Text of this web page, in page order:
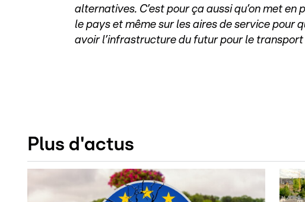
alternatives. C’est pour ça aussi qu’on met
le pays et même sur les aires de service pour
avoir l’infrastructure du futur pour le transport
Plus d'actus